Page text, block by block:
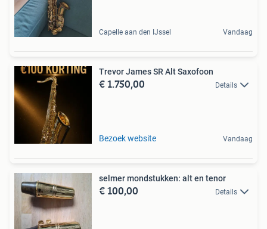
Capelle aan den IJssel Vandaag
Trevor James SR Alt Saxofoon
€ 1.750,00 Details
Bezoek website Vandaag
selmer mondstukken: alt en tenor
€ 100,00 Details